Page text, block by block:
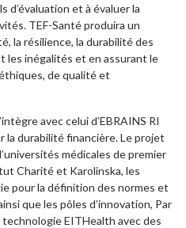
d’évaluation et à évaluer la
TEF-Santé produira un
la résilience, la durabilité des
les inégalités et en assurant le
de qualité et
avec celui d’EBRAINS RI
la durabilité financière. Le projet
médicales de premier
Charité et Karolinska, les
pour la définition des normes et
que les pôles d’innovation, Par
EITHealth avec des